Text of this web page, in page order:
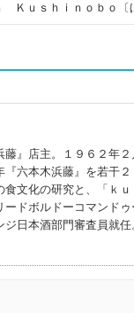
ｕｓｈｉｎｏｂｏ〔
』店主。１９６２年
六本木浜藤』を若干
文化の研究と、「ｋ
ドボルドーコマンド
日本酒部門審査員就